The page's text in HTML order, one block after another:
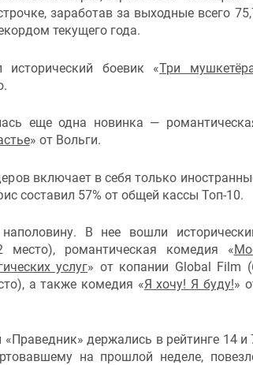
заработав за выходные всего
текущего года.
исторический боевик «Три
еще одна новинка —
» от Вольги.
включает в себя только
составил 57% от общей кассы Топ-10.
В нее вошли
романтическая комедия «
услуг» от копании Global Film
а также комедия «Я хочу! Я буду!»
держались в рейтинге 14 и
на прошлой неделе,